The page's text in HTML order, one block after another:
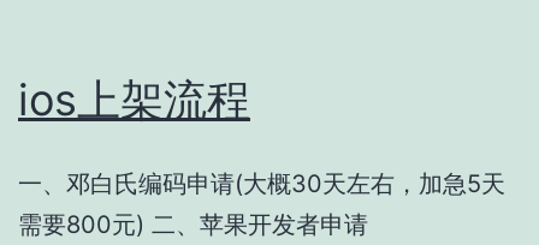
ios上架流程
一、邓白氏编码申请(大概30天左右，加急5天
需要800元) 二、苹果开发者申请